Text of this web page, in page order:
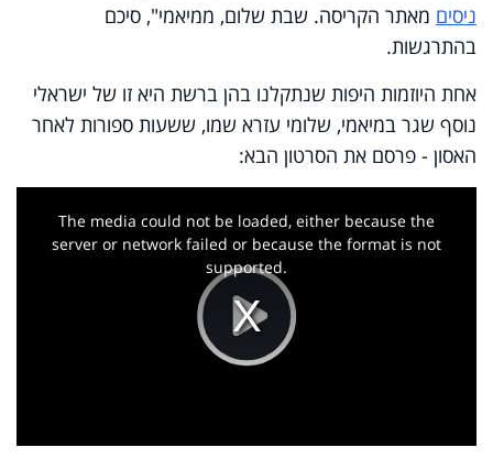
ניסים מאתר הקריסה. שבת שלום, ממיאמי", סיכם
בהתרגשות.
אחת היוזמות היפות שנתקלנו בהן ברשת היא זו של ישראלי
נוסף שגר במיאמי, שלומי עזרא שמו, ששעות ספורות לאחר
האסון - פרסם את הסרטון הבא:
Play
This
The media could not be loaded, either because the
server or network failed or because the format is not
supported.